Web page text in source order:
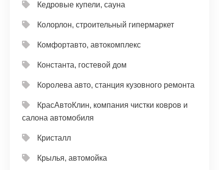
Кедровые купели, сауна
Колорлон, строительный гипермаркет
Комфортавто, автокомплекс
Константа, гостевой дом
Королева авто, станция кузовного ремонта
КрасАвтоКлин, компания чистки ковров и
салона автомобиля
Кристалл
Крылья, автомойка